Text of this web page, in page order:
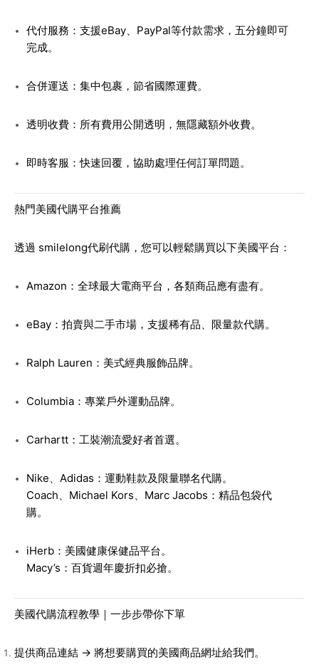
代付服務 ：支援eBay、PayPal等付款需求，五分鐘即可
完成。
合併運送 ：集中包裹，節省國際運費。
透明收費：所有費用公開透明，無隱藏額外收費。
即時客服 ：快速回覆，協助處理任何訂單問題。
熱門美國代購平台推薦
透過 smilelong代刷代購 ，您可以輕鬆購買以下美國平台：
Amazon ：全球最大電商平台，各類商品應有盡有。
eBay：拍賣與二手市場，支援稀有品、限量款代購。
Ralph Lauren ：美式經典服飾品牌。
Columbia：專業戶外運動品牌。
Carhartt：工裝潮流愛好者首選。
Nike、Adidas ：運動鞋款及限量聯名代購。
Coach、Michael Kors、Marc Jacobs ：精品包袋代
購。
iHerb：美國健康保健品平台。
Macy’s ：百貨週年慶折扣必搶。
美國代購流程教學｜一步步帶你下單
提供商品連結 → 將想要購買的美國商品網址給我們。